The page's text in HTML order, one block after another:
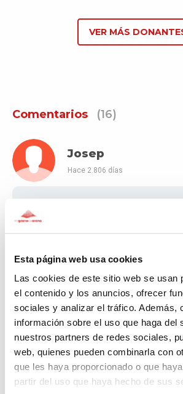
Esta página web usa cookies
Las cookies de este sitio web se usan
el contenido y los anuncios, ofrecer
sociales y analizar el tráfico. Además,
información sobre el uso que haga del
nuestros partners de redes sociales,
web, quienes pueden combinarla con
que les haya proporcionado o que
partir del uso que haya hecho de sus
VER MÁS
Comentarios (16)
Josep
Hace 2.806 días
FCO JAVIER
Hace 2.810 días
Grandes proyectos ? Mucha suerte
MªJesús
Hace 2.810 días